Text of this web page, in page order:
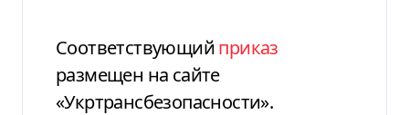
Соответствующийприказ
размещен на сайте
«Укртрансбезопасности».